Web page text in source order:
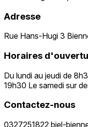
Adresse
Rue Hans-Hugi 3
Horaires
Du lundi au jeudi de
19h30 Le samedi sur
Contactez-nous
0327251822 biel-